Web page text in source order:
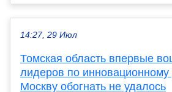
14:27, 29 Июл
Томская область впервые
лидеров по инновационному
Москву обогнать не удалось